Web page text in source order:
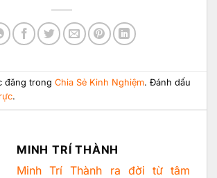
đăng trongChia Sẻ Kinh Nghiệm. Đánh dấu
.
MINH TRÍ THÀNH
Minh Trí Thành ra đời từ tâm